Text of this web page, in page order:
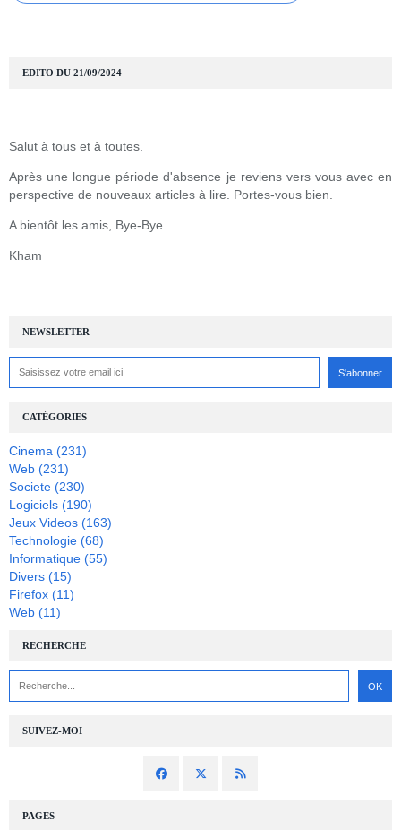
NEWSLETTER
SUIVEZ-MOI
RECHERCHE
PAGES
CATÉGORIES
Cinema (231)
Web (231)
Societe (230)
Logiciels (190)
Jeux Videos (163)
Technologie (68)
Informatique (55)
Divers (15)
Firefox (11)
Web (11)
EDITO DU 21/09/2024
Salut à tous et à toutes.
Après une longue période d'absence je reviens vers vous avec en
perspective de nouveaux articles à lire. Portes-vous bien.
A bientôt les amis, Bye-Bye.
Kham